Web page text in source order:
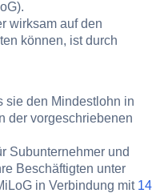
wirksam auf den
können, ist durch
sie den Mindestlohn in
der vorgeschriebenen
Subunternehmer und
Beschäftigten unter
in Verbindung mit 14